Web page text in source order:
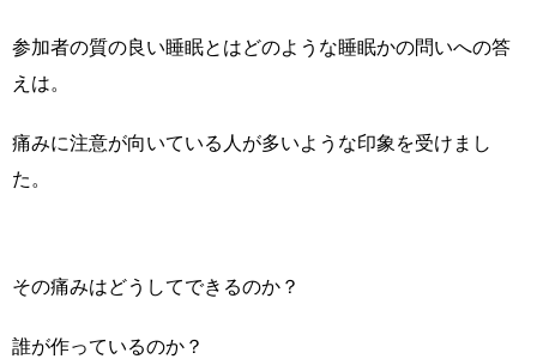
参加者の質の良い睡眠とはどのような睡眠かの問いへの答
えは。
痛みに注意が向いている人が多いような印象を受けまし
た。
その痛みはどうしてできるのか？
誰が作っているのか？